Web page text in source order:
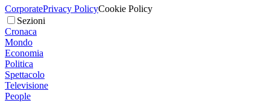
CorporatePrivacy PolicyCookie Policy
Sezioni
Cronaca
Mondo
Economia
Politica
Spettacolo
Televisione
People